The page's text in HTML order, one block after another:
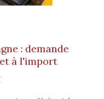
: demande
à l'import